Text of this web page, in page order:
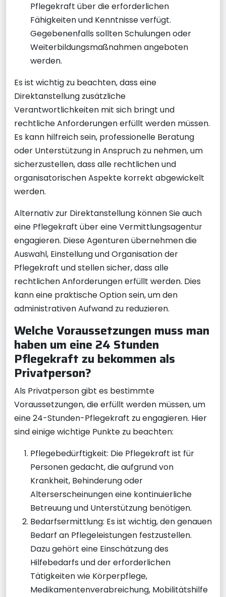
Pflegekraft über die erforderlichen
Fähigkeiten und Kenntnisse verfügt.
Gegebenenfalls sollten Schulungen oder
Weiterbildungsmaßnahmen angeboten
werden.
Es ist wichtig zu beachten, dass eine
Direktanstellung zusätzliche
Verantwortlichkeiten mit sich bringt und
rechtliche Anforderungen erfüllt werden müssen.
Es kann hilfreich sein, professionelle Beratung
oder Unterstützung in Anspruch zu nehmen, um
sicherzustellen, dass alle rechtlichen und
organisatorischen Aspekte korrekt abgewickelt
werden.
Alternativ zur Direktanstellung können Sie auch
eine Pflegekraft über eine Vermittlungsagentur
engagieren. Diese Agenturen übernehmen die
Auswahl, Einstellung und Organisation der
Pflegekraft und stellen sicher, dass alle
rechtlichen Anforderungen erfüllt werden. Dies
kann eine praktische Option sein, um den
administrativen Aufwand zu reduzieren.
Welche Voraussetzungen muss man
haben um eine 24 Stunden
Pflegekraft zu bekommen als
Privatperson?
Als Privatperson gibt es bestimmte
Voraussetzungen, die erfüllt werden müssen, um
eine 24-Stunden-Pflegekraft zu engagieren. Hier
sind einige wichtige Punkte zu beachten:
Pflegebedürftigkeit: Die Pflegekraft ist für
Personen gedacht, die aufgrund von
Krankheit, Behinderung oder
Alterserscheinungen eine kontinuierliche
Betreuung und Unterstützung benötigen.
Bedarfsermittlung: Es ist wichtig, den genauen
Bedarf an Pflegeleistungen festzustellen.
Dazu gehört eine Einschätzung des
Hilfebedarfs und der erforderlichen
Tätigkeiten wie Körperpflege,
Medikamentenverabreichung, Mobilitätshilfe